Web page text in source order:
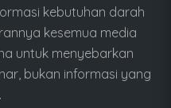
kebutuhan darah
kesemua media
untuk menyebarkan
bukan informasi yang